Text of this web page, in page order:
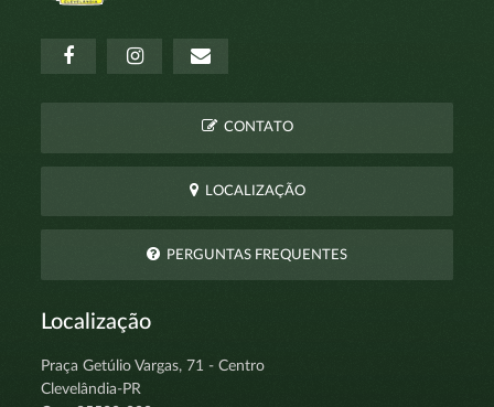
CONTATO
LOCALIZAÇÃO
PERGUNTAS FREQUENTES
Localização
Praça Getúlio Vargas, 71 - Centro
Clevelândia-PR